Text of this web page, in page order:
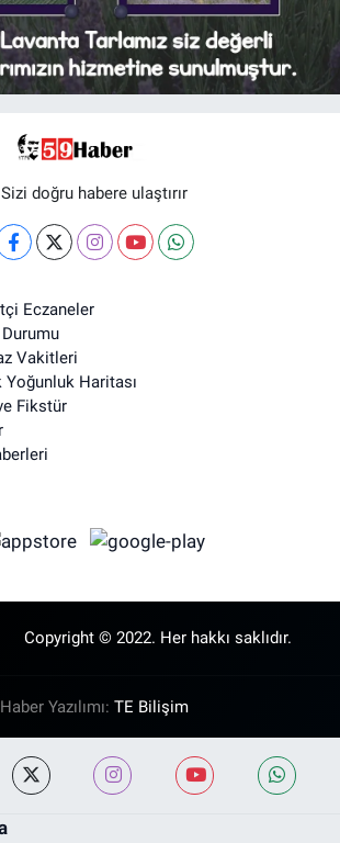
Sizi doğru habere ulaştırır
Eczaneler
Vakitleri
Haritası
Fikstür
Copyright © 2022. Her hakkı saklıdır.
Haber Yazılımı: TE Bilişim